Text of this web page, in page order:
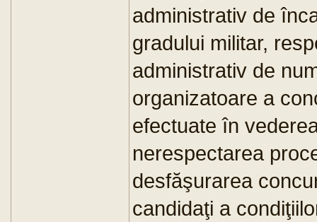
administrativ de
gradului militar,
administrativ de
organizatoare a
efectuate în
nerespectarea
desfăşurarea
candidaţi a